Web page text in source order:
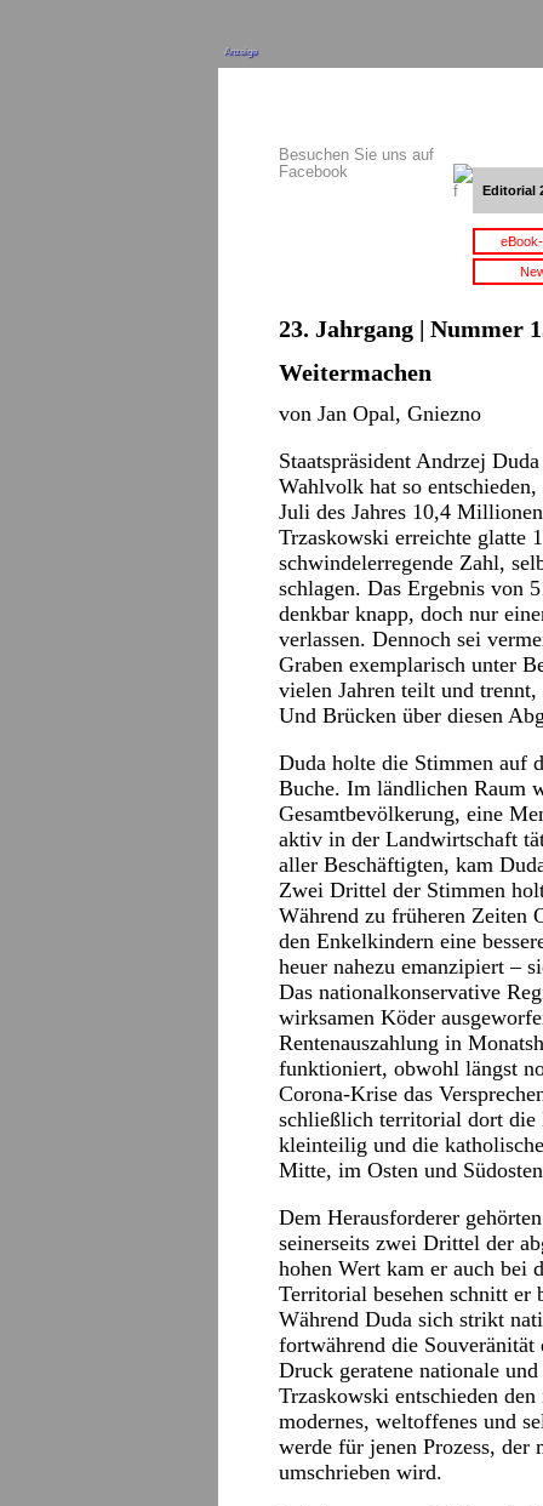
Anzeige
Besuchen Sie uns auf
Facebook
Editorial
23. Jahrgang | Nummer
Weitermachen
von Jan Opal, Gniezno
Staatspräsident Andrzej
Wahlvolk hat so
Juli des Jahres 10,4
Trzaskowski erreichte glatte
schwindelerregende Zahl,
schlagen. Das Ergebnis von
denkbar knapp, doch nur
verlassen. Dennoch sei
Graben exemplarisch unter
vielen Jahren teilt und
Und Brücken über diesen
Duda holte die Stimmen auf
Buche. Im ländlichen Raum
Gesamtbevölkerung, eine
aktiv in der Landwirtschaft
aller Beschäftigten, kam
Zwei Drittel der Stimmen
Während zu früheren Zeiten
den Enkelkindern eine
heuer nahezu emanzipiert –
Das nationalkonservative
wirksamen Köder
Rentenauszahlung in
funktioniert, obwohl längst
Corona-Krise das
schließlich territorial dort die
kleinteilig und die
Mitte, im Osten und
Dem Herausforderer
seinerseits zwei Drittel der
hohen Wert kam er auch bei
Territorial besehen schnitt er
Während Duda sich strikt
fortwährend die Souveränität
Druck geratene nationale
Trzaskowski entschieden
modernes, weltoffenes und
werde für jenen Prozess,
umschrieben wird.